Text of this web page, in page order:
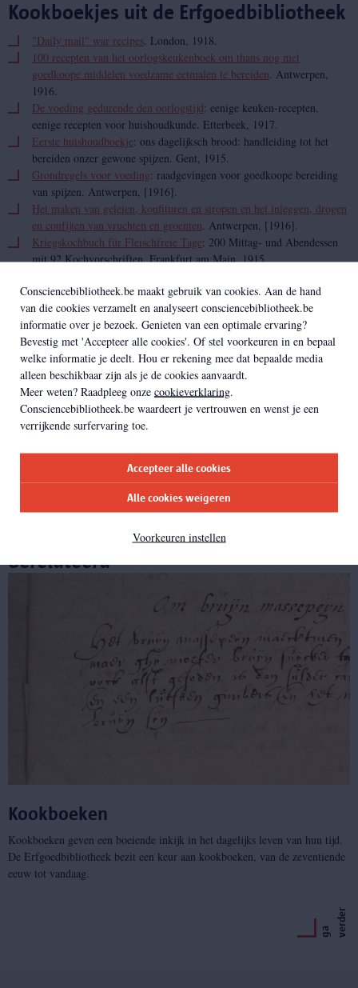
Consciencebibliotheek.be maakt gebruik van cookies. Aan de hand
van die cookies verzamelt en analyseert consciencebibliotheek.be
informatie over je bezoek. Genieten van een optimale ervaring?
Bevestig met 'Accepteer alle cookies'. Of stel voorkeuren in en bepaal
welke informatie je deelt. Hou er rekening mee dat bepaalde media
alleen beschikbaar zijn als je de cookies aanvaardt.
Meer weten? Raadpleeg onze cookieverklaring.
Consciencebibliotheek.be waardeert je vertrouwen en wenst je een
verrijkende surfervaring toe.
Accepteer alle cookies
Alle cookies weigeren
Voorkeuren instellen
Kookboekjes uit de Erfgoedbibliotheek
"Daily mail" war recipes. London, 1918.
100 recepten van het oorlogskeukenboek om thans nog met
goedkoope middelen voedzame eetmalen te bereiden. Antwerpen,
1916.
De voeding gedurende den oorlogstijd: eenige keuken-recepten,
eenige recepten voor huishoudkunde. Etterbeek, 1917.
Eerste huishoudboekje: ons dagelijksch brood: handleiding tot het
bereiden onzer gewone spijzen. Gent, 1915.
Grondregels voor voeding: raadgevingen voor goedkoope bereiding
van spijzen. Antwerpen, [1916].
Het maken van geleien, konfituren en siropen en het inleggen, drogen
en confijten van vruchten en groenten. Antwerpen, [1916].
Kriegskochbuch für Fleischfreie Tage: 200 Mittag- und Abendessen
mit 92 Kochvorschriften. Frankfurt am Main, 1915.
Antwerpen, s.a.
Onze voeding: wat wij dagelijksch moeten gebruiken om onze
krachten te behouden en in het leven te blijven. Antwerpen, [1917].
Praktisch en spaarzaam keukenboekje. Antwerpen, [1916].
Praktisch en spaarzaam keukenboekje. Antwerpen, [1918]. E
Syllabus d'un cours populaire d'alimentation humaine
1916.
Vers le régime végétarien. Charleroi, 1915.
Oorlogskookboek: eenvoudige handleiding ter bereiding van
Laatste nieuwe recepten voor de dure tijd voor 1918
Gerelateerd
Kookboeken
Kookboeken geven een boeiende inkijk in het dagelijks leven van hun tijd.
De Erfgoedbibliotheek bezit een keur aan kookboeken, van de zeventiende
eeuw tot vandaag.
g
a
v
e
r
d
e r